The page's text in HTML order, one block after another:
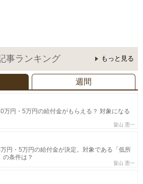
事ランキング もっと見る
週間
万円・5万円の給付金がもらえる？ 対象になる
畠山 憲一
円・5万円の給付金が決定。対象である「低所
の条件は？
畠山 憲一